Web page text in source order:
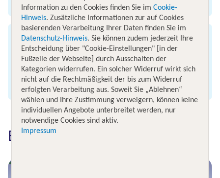
Zum Snack- & Speisenangebot
TUI fly Flugstatus
Geplante und aktuelle Ankunfts- und
Abflugzeiten deines TUI fly Fluges
Zum Flugstatus
Beliebte Flugziele entdecken
Information zu den Cookies finden Sie im Cookie-
Hinweis. Zusätzliche Informationen zur auf Cookies
basierenden Verarbeitung Ihrer Daten finden Sie im
Datenschutz-Hinweis. Sie können zudem jederzeit Ihre
Entscheidung über "Cookie-Einstellungen" [in der
Fußzeile der Webseite] durch Ausschalten der
Kategorien widerrufen. Ein solcher Widerruf wirkt sich
nicht auf die Rechtmäßigkeit der bis zum Widerruf
erfolgten Verarbeitung aus. Soweit Sie „Ablehnen“
wählen und Ihre Zustimmung verweigern, können keine
individuellen Angebote unterbreitet werden, nur
notwendige Cookies sind aktiv.
Impressum